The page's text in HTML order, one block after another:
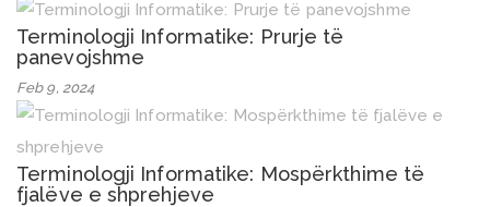
Terminologji Informatike: Prurje të
panevojshme
Feb 9, 2024
Terminologji Informatike: Mospërkthime të
fjalëve e shprehjeve